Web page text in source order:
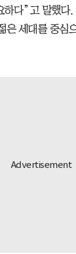
하다”고 말했
은 세대를 중심